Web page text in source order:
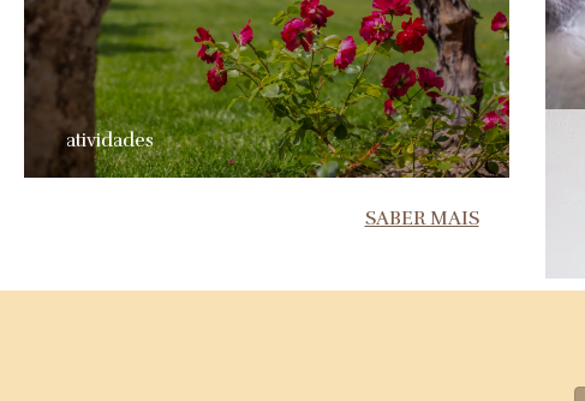
atividades
SABER MAIS